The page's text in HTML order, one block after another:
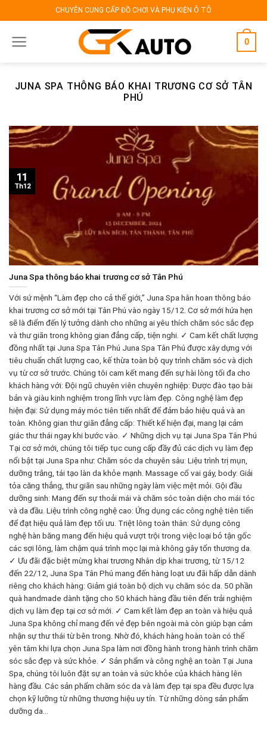
to
content
CHUYÊN CUNG CẤP ĐỒ CHƠI VÀ PHỤ KIỆN Ô TÔ
0
JUNA SPA THÔNG BÁO KHAI TRƯƠNG CƠ SỞ TÂN
PHÚ
Juna Spa thông báo khai trương cơ sở Tân Phú
Với sứ mệnh “Làm đẹp cho cả thế giới,” Juna Spa hân hoan thông báo
khai trương cơ sở mới tại Tân Phú vào ngày 15/12. Cơ sở mới hứa hẹn
sẽ là điểm đến lý tưởng dành cho những ai yêu thích chăm sóc sắc đẹp
và thư giãn trong không gian đẳng cấp, tiện nghi. ✓ Cam kết chất lượng
đồng nhất tại Juna Spa Tân Phú Juna Spa Tân Phú được xây dựng với
tiêu chuẩn chất lượng cao, kế thừa toàn bộ quy trình chăm sóc và dịch
vụ từ cơ sở trước. Chúng tôi cam kết mang đến sự hài lòng tối đa cho
khách hàng với: Đội ngũ chuyên viên chuyên nghiệp: Được đào tạo bài
bản và giàu kinh nghiệm trong lĩnh vực làm đẹp. Công nghệ làm đẹp
hiện đại: Sử dụng máy móc tiên tiến nhất để đảm bảo hiệu quả và an
toàn. Không gian thư giãn đẳng cấp: Thiết kế hiện đại, mang lại cảm
giác thư thái ngay khi bước vào. ✓ Những dịch vụ tại Juna Spa Tân Phú
Tại cơ sở mới, chúng tôi tiếp tục cung cấp đầy đủ các dịch vụ làm đẹp
nổi bật tại Juna Spa như: Chăm sóc da chuyên sâu: Liệu trình trị mụn,
dưỡng trắng, tái tạo làn da khỏe mạnh. Massage cổ vai gáy, body: Giải
tỏa căng thẳng, thư giãn sau những ngày làm việc mệt mỏi. Gội đầu
dưỡng sinh: Mang đến sự thoải mái và chăm sóc toàn diện cho mái tóc
và da đầu. Liệu trình công nghệ cao: Ứng dụng các công nghệ tiên tiến
để đạt hiệu quả làm đẹp tối ưu. Triệt lông toàn thân: Sử dụng công
nghệ hàn băng mang đến hiệu quả vượt trội trong việc loại bỏ tận gốc
các sợi lông, làm chậm quá trình mọc lại mà không gây tổn thương da.
✓ Ưu đãi đặc biệt mừng khai trương Nhân dịp khai trương, từ 15/12
đến 22/12, Juna Spa Tân Phú mang đến hàng loạt ưu đãi hấp dẫn dành
riêng cho khách hàng: Giảm giá toàn bộ dịch vụ chăm sóc da. 50 phần
quà handmade dành tặng cho 50 khách hàng đầu tiên đến trải nghiệm
dịch vụ làm đẹp tại cơ sở mới. ✓ Cam kết làm đẹp an toàn và hiệu quả
Juna Spa không chỉ mang đến vẻ đẹp bên ngoài mà còn giúp bạn cảm
nhận sự thư thái từ bên trong. Nhờ đó, khách hàng hoàn toàn có thể
yên tâm khi lựa chọn Juna Spa làm nơi đồng hành trong hành trình chăm
sóc sắc đẹp và sức khỏe. ✓ Sản phẩm và công nghệ an toàn Tại Juna
Spa, chúng tôi luôn đặt sự an toàn và sức khỏe của khách hàng lên
hàng đầu. Các sản phẩm chăm sóc da và làm đẹp tại spa đều được lựa
chọn kỹ lưỡng từ những thương hiệu uy tín. Từ những dòng sản phẩm
dưỡng da...
11
Th12